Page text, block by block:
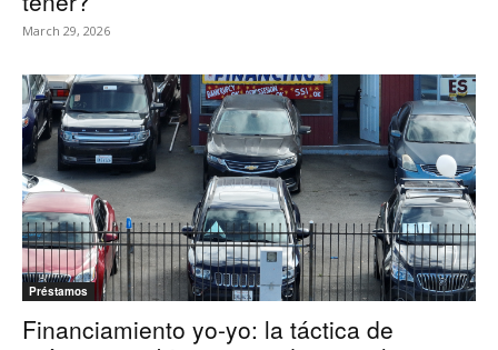
March 29, 2026
Préstamos
Financiamiento yo-yo: la táctica de